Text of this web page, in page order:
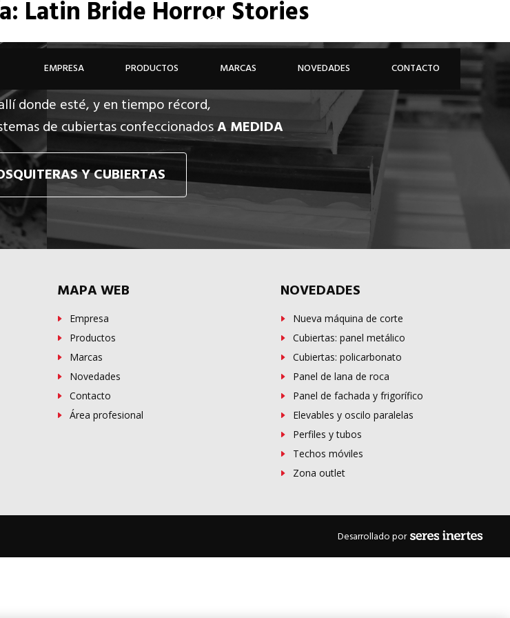
926 81 48 68
EMPRESA PRODUCTOS MARCAS NOVEDADES CONTACTO
Latin Bride Horror Stories
donde esté, y en tiempo récord,
de cubiertas confeccionadosA MEDIDA
Y CUBIERTAS
MAPA WEB
Empresa
Productos
Marcas
Novedades
Contacto
Área profesional
NOVEDADES
Nueva máquina de corte
Cubiertas: panel metálico
Cubiertas: policarbonato
Panel de lana de roca
Panel de fachada y frigorífico
Elevables y oscilo paralelas
Perfiles y tubos
Techos móviles
Zona outlet
Desarrollado por